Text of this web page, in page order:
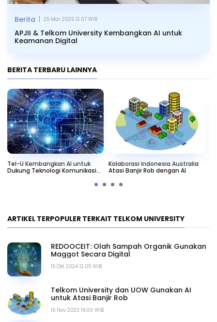
APJII & Telkom University Kembangkan AI untuk
Keamanan Digital
Berita | 25 Mar 2025 12.07 WIB
BERITA TERBARU LAINNYA
Tel-U Kembangkan AI untuk
Dukung Teknologi Komunikasi
Kolaborasi Indonesia Australia
Atasi Banjir Rob dengan AI
ARTIKEL TERPOPULER TERKAIT TELKOM UNIVERSITY
15 Okt 2024 12.05 WIB
REDOOCEIT: Olah Sampah Organik Gunakan
Maggot Secara Digital
16 Nov 2023 16.00 WIB
Telkom University dan UOW Gunakan AI
untuk Atasi Banjir Rob